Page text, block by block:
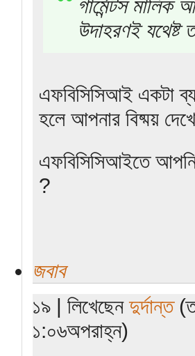
গার্মেন্টস
উদাহরণই যথেষ্ট
এফবিসিসিআই একটা
হলে আপনার বিষ্ময়
এফবিসিসিআইতে আপনি
?
জবাব
১৯ | লিখেছেনদুর্দান্ত
১:০৬অপরাহ্ন)